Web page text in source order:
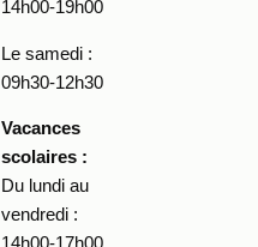
14h00-19h00
Le samedi :
09h30-12h30
Vacances
scolaires :
Du lundi au
vendredi :